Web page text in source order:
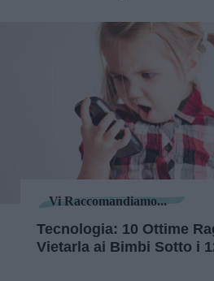
Vi Raccomandiamo...
Tecnologia: 10 Ottime
Vietarla ai Bimbi Sotto i